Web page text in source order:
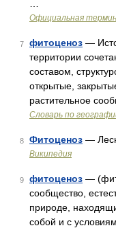
Официальная
7 фитоценоз —
территории
составом,
открытые,
растительное
Словарь по
8 Фитоценоз —
Википедия
9 фитоценоз —
сообщество,
природе,
собой и с